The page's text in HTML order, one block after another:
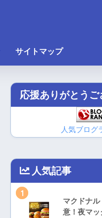
サイトマップ
応援ありがとうご
人気ブログ
人気記事
1
マクドナ
意！夜マ